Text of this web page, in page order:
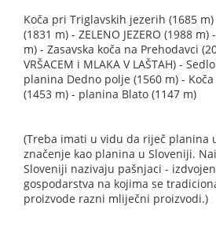
Koča pri Triglavskih jezerih (1685 m) -
(1831 m) - ZELENO JEZERO (1988 m)
m) - Zasavska koča na Prehodavci
VRŠACEM i MLAKA V LAŠTAH) -
planina Dedno polje (1560 m) -
(1453 m) - planina Blato (1147 m)
(Treba imati u vidu da riječ planina
značenje kao planina u Sloveniji.
Sloveniji nazivaju pašnjaci -
gospodarstva na kojima se
proizvode razni mliječni proizvodi.)